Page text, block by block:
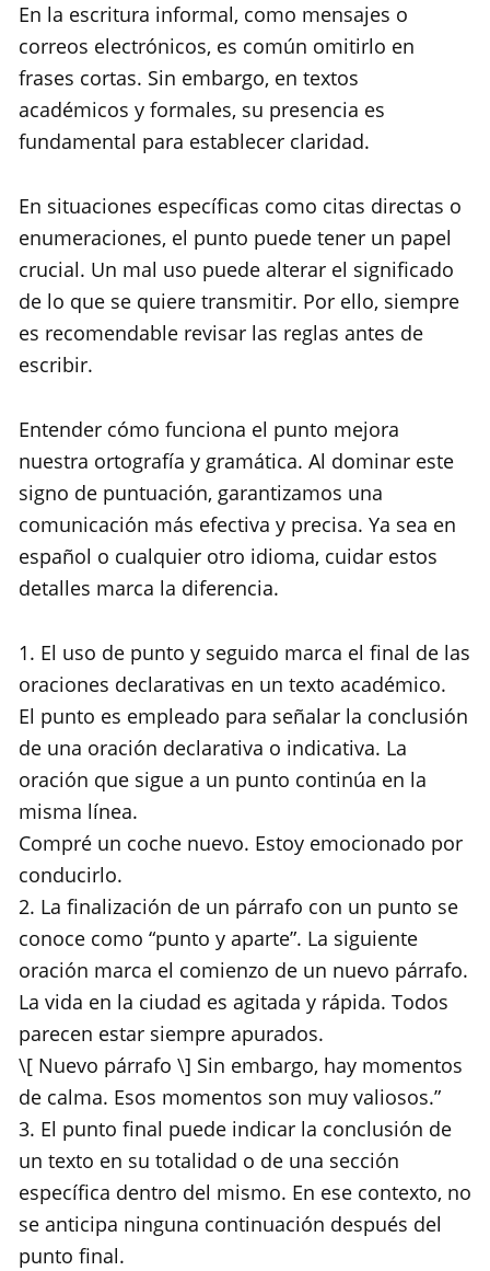
En la escritura informal, como mensajes o
correos electrónicos, es común omitirlo en
frases cortas. Sin embargo, en textos
académicos y formales, su presencia es
fundamental para establecer claridad.
En situaciones específicas como citas directas o
enumeraciones, el punto puede tener un papel
crucial. Un mal uso puede alterar el significado
de lo que se quiere transmitir. Por ello, siempre
es recomendable revisar las reglas antes de
escribir.
Entender cómo funciona el punto mejora
nuestra ortografía y gramática. Al dominar este
signo de puntuación, garantizamos una
comunicación más efectiva y precisa. Ya sea en
español o cualquier otro idioma, cuidar estos
detalles marca la diferencia.
1. El uso de punto y seguido marca el final de las
oraciones declarativas en un texto académico.
El punto es empleado para señalar la conclusión
de una oración declarativa o indicativa. La
oración que sigue a un punto continúa en la
misma línea.
Compré un coche nuevo. Estoy emocionado por
conducirlo.
2. La finalización de un párrafo con un punto se
conoce como “punto y aparte”. La siguiente
oración marca el comienzo de un nuevo párrafo.
La vida en la ciudad es agitada y rápida. Todos
parecen estar siempre apurados.
\[ Nuevo párrafo \] Sin embargo, hay momentos
de calma. Esos momentos son muy valiosos.”
3. El punto final puede indicar la conclusión de
un texto en su totalidad o de una sección
específica dentro del mismo. En ese contexto, no
se anticipa ninguna continuación después del
punto final.